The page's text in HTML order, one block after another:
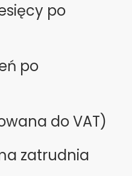
po
po
do VAT)
zatrudnia